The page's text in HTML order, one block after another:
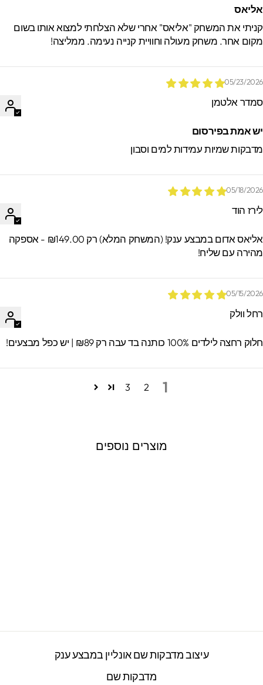
את המשחק "אליאס" אחרי שלא הצלחתי למצוא אותו בשום
אחר. משחק מעולה וחוויית קנייה נעימה. ממליצה!
05/23/
אלטמן
אמת בפירסום
שמיות עמידות למים וסבון
05/18/
הוד
אליאס אדום במבצע ענק! (המשחק המלא) רק ₪149.00 - אספקה
עם שליח!
05/15/
וולק
רחצה לילדים 100% כותנה בד עבה רק ₪89 | יש כפל מבצעים!
1
2
3
מוצרים נוספים
עיצוב מדבקות שם אונליין במבצע ענק
מדבקות שם